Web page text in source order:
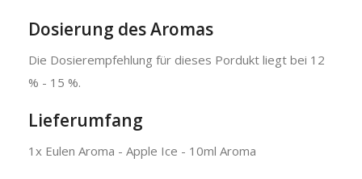
Dosierung des Aromas
Die Dosierempfehlung für dieses Pordukt liegt bei 12
% - 15 %.
Lieferumfang
1x Eulen Aroma - Apple Ice - 10ml Aroma